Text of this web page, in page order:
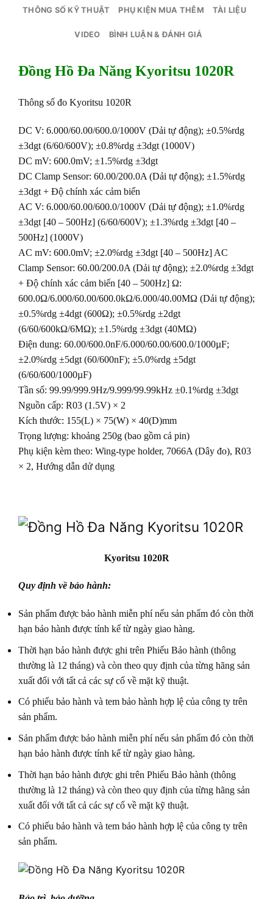
THÔNG SỐ KỸ THUẬT PHỤ KIỆN MUA THÊM TÀI LIỆU
VIDEO BÌNH LUẬN & ĐÁNH GIÁ
Đồng Hồ Đa Năng Kyoritsu 1020R
Thông số đo Kyoritsu 1020R
DC V: 6.000/60.00/600.0/1000V (Dải tự động); ±0.5%rdg
±3dgt (6/60/600V); ±0.8%rdg ±3dgt (1000V)
DC mV: 600.0mV; ±1.5%rdg ±3dgt
DC Clamp Sensor: 60.00/200.0A (Dải tự động); ±1.5%rdg
±3dgt + Độ chính xác cảm biến
AC V: 6.000/60.00/600.0/1000V (Dải tự động); ±1.0%rdg
±3dgt [40 – 500Hz] (6/60/600V); ±1.3%rdg ±3dgt [40 –
500Hz] (1000V)
AC mV: 600.0mV; ±2.0%rdg ±3dgt [40 – 500Hz] AC
Clamp Sensor: 60.00/200.0A (Dải tự động); ±2.0%rdg ±3dgt
+ Độ chính xác cảm biến [40 – 500Hz] Ω:
600.0Ω/6.000/60.00/600.0kΩ/6.000/40.00MΩ (Dải tự động);
±0.5%rdg ±4dgt (600Ω); ±0.5%rdg ±2dgt
(6/60/600kΩ/6MΩ); ±1.5%rdg ±3dgt (40MΩ)
Điện dung: 60.00/600.0nF/6.000/60.00/600.0/1000µF;
±2.0%rdg ±5dgt (60/600nF); ±5.0%rdg ±5dgt
(6/60/600/1000µF)
Tần số: 99.99/999.9Hz/9.999/99.99kHz ±0.1%rdg ±3dgt
Nguồn cấp: R03 (1.5V) × 2
Kích thước: 155(L) × 75(W) × 40(D)mm
Trọng lượng: khoảng 250g (bao gồm cả pin)
Phụ kiện kèm theo: Wing-type holder, 7066A (Dây đo), R03
× 2, Hướng dẫn dử dụng
Kyoritsu 1020R
Quy định về bảo hành:
Sản phẩm được bảo hành miễn phí nếu sản phẩm đó còn thời
hạn bảo hành được tính kể từ ngày giao hàng.
Thời hạn bảo hành được ghi trên Phiếu Bảo hành (thông
thường là 12 tháng) và còn theo quy định của từng hãng sản
xuất đối với tất cả các sự cố về mặt kỹ thuật.
Có phiếu bảo hành và tem bảo hành hợp lệ của công ty trên
sản phẩm.
Sản phẩm được bảo hành miễn phí nếu sản phẩm đó còn thời
hạn bảo hành được tính kể từ ngày giao hàng.
Thời hạn bảo hành được ghi trên Phiếu Bảo hành (thông
thường là 12 tháng) và còn theo quy định của từng hãng sản
xuất đối với tất cả các sự cố về mặt kỹ thuật.
Có phiếu bảo hành và tem bảo hành hợp lệ của công ty trên
sản phẩm.